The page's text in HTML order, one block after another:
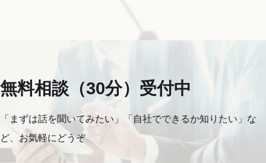
無料相談（30分）受付中
「まずは話を聞いてみたい」「自社でできるか知りたい」な
ど、お気軽にどうぞ